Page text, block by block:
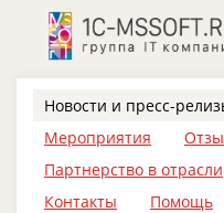
Новости и пресс-
Мероприятия
Партнерство в отрасли
Контакты
Помощь